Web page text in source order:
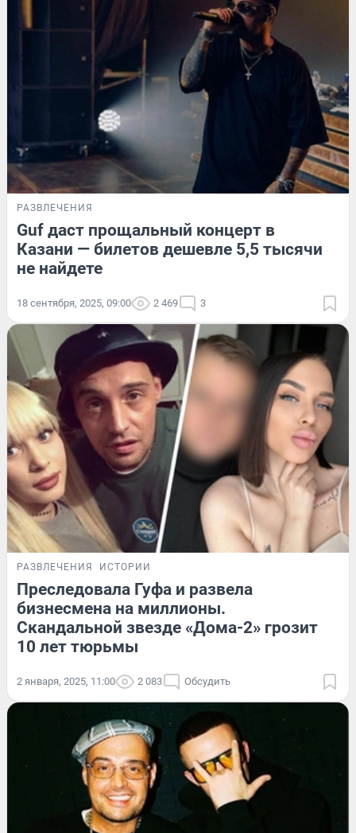
РАЗВЛЕЧЕНИЯ
Guf даст прощальный концерт в
Казани — билетов дешевле 5,5 тысячи
не найдете
18 сентября, 2025, 09:00 2 469 3
РАЗВЛЕЧЕНИЯ ИСТОРИИ
Преследовала Гуфа и развела
бизнесмена на миллионы.
Скандальной звезде «Дома-2» грозит
10 лет тюрьмы
2 января, 2025, 11:00 2 083 Обсудить